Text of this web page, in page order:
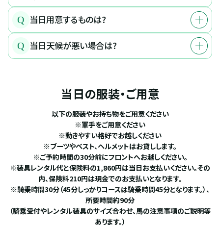
Q 当日用意するものは?
Q 当日天候が悪い場合は?
当日の服装・ご用意
以下の服装やお持ち物をご用意ください
※軍手をご用意ください
※動きやすい格好でお越しください
※ブーツやベスト、ヘルメットはお貸しします。
※ご予約時間の30分前にフロントへお越しください。
※装具レンタル代と保険料の1,860円は当日お支払いください。その
内、保険料210円は現金でのお支払いとなります。
※騎乗時間30分（45分しっかりコースは騎乗時間45分となります。）、
所要時間約90分
（騎乗受付やレンタル装具のサイズ合わせ、馬の注意事項のご説明等
あります。）